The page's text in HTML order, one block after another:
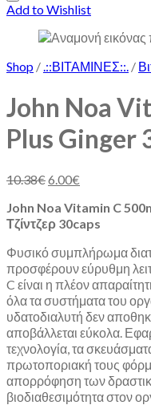
Add to Wishlist
Shop /.::ΒΙΤΑΜΙΝΕΣ::. /
John Noa
Plus Ginger
10.38€6.00€
John Noa Vitamin C
Τζίντζερ 30caps
Φυσικό συμπλήρωμα
προσφέρουν εύρυθμη
C είναι η πλέον
όλα τα συστήματα του
υδατοδιαλυτή δεν
αποβάλλεται εύκολα.
τεχνολογία, τα
πρωτοποριακή τους
απορρόφηση των
βιοδιαθεσιμότητα στον